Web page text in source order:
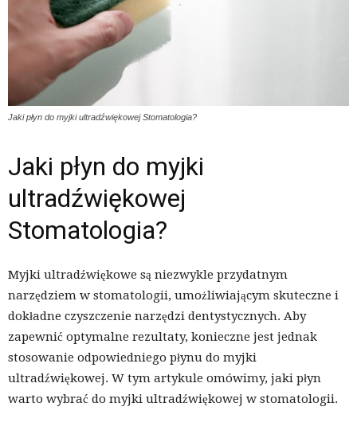
Jaki płyn do myjki ultradźwiękowej Stomatologia?
Jaki płyn do myjki
ultradźwiękowej
Stomatologia?
Myjki ultradźwiękowe są niezwykle przydatnym
narzędziem w stomatologii, umożliwiającym skuteczne i
dokładne czyszczenie narzędzi dentystycznych. Aby
zapewnić optymalne rezultaty, konieczne jest jednak
stosowanie odpowiedniego płynu do myjki
ultradźwiękowej. W tym artykule omówimy, jaki płyn
warto wybrać do myjki ultradźwiękowej w stomatologii.